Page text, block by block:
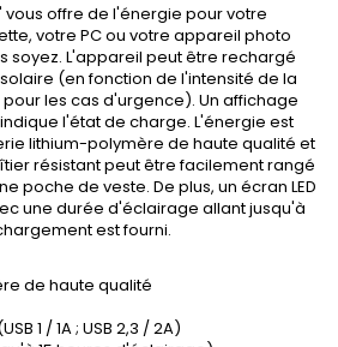
offre de l'énergie pour votre
votre PC ou votre appareil photo
soyez. L'appareil peut être rechargé
(en fonction de l'intensité de la
les cas d'urgence). Un affichage
l'état de charge. L'énergie est
lithium-polymère de haute qualité et
résistant peut être facilement rangé
poche de veste. De plus, un écran LED
une durée d'éclairage allant jusqu'à
est fourni.
de haute qualité
1 / 1A ; USB 2,3 / 2A)